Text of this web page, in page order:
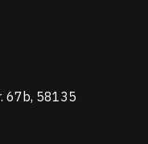
67b, 58135